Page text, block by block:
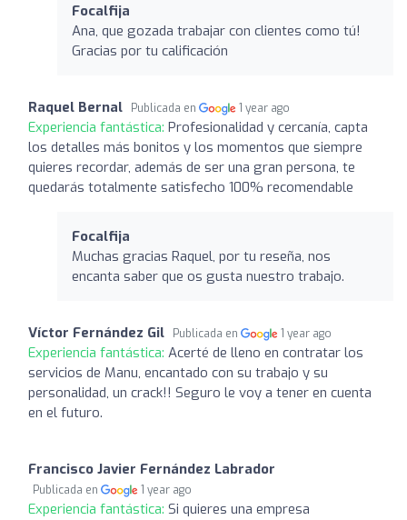
Focalfija
Ana, que gozada trabajar con clientes como tú!
Gracias por tu calificación
Raquel Bernal Publicada en 1 year ago
Experiencia fantástica: Profesionalidad y cercanía, capta
los detalles más bonitos y los momentos que siempre
quieres recordar, además de ser una gran persona, te
quedarás totalmente satisfecho 100% recomendable
Focalfija
Muchas gracias Raquel, por tu reseña, nos
encanta saber que os gusta nuestro trabajo.
Víctor Fernández Gil Publicada en 1 year ago
Experiencia fantástica: Acerté de lleno en contratar los
servicios de Manu, encantado con su trabajo y su
personalidad, un crack!! Seguro le voy a tener en cuenta
en el futuro.
Francisco Javier Fernández Labrador
Publicada en 1 year ago
Experiencia fantástica: Si quieres una empresa